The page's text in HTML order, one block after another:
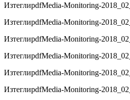
ИзтеглиpdfMedia-Monitoring-
ИзтеглиpdfMedia-Monitoring-
ИзтеглиpdfMedia-Monitoring-
ИзтеглиpdfMedia-Monitoring-
ИзтеглиpdfMedia-Monitoring-
ИзтеглиpdfMedia-Monitoring-